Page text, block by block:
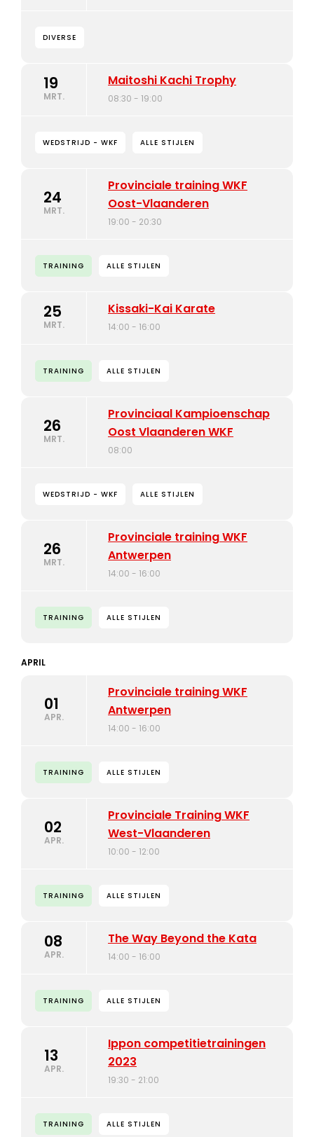
DIVERSE
19
MRT.
Maitoshi Kachi Trophy
08:30 - 19:00
WEDSTRIJD - WKF ALLE STIJLEN
24
MRT.
Provinciale training WKF
Oost-Vlaanderen
19:00 - 20:30
TRAINING ALLE STIJLEN
25
MRT.
Kissaki-Kai Karate
14:00 - 16:00
TRAINING ALLE STIJLEN
26
MRT.
Provinciaal Kampioenschap
Oost Vlaanderen WKF
08:00
WEDSTRIJD - WKF ALLE STIJLEN
26
MRT.
Provinciale training WKF
Antwerpen
14:00 - 16:00
TRAINING ALLE STIJLEN
APRIL
01
APR.
Provinciale training WKF
Antwerpen
14:00 - 16:00
TRAINING ALLE STIJLEN
02
APR.
Provinciale Training WKF
West-Vlaanderen
10:00 - 12:00
TRAINING ALLE STIJLEN
08
APR.
The Way Beyond the Kata
14:00 - 16:00
TRAINING ALLE STIJLEN
13
APR.
Ippon competitietrainingen
2023
19:30 - 21:00
TRAINING ALLE STIJLEN